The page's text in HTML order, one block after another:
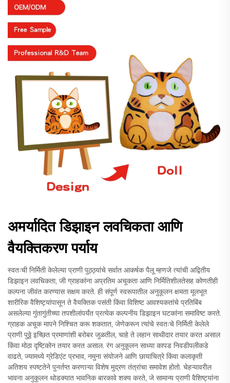
अमर्यादित डिझाइन लवचिकता आणि
वैयक्तिकरण पर्याय
स्वतःची निर्मिती केलेल्या प्राणी पुठ्ठ्यांचे सर्वात आकर्षक पैलू म्हणजे त्यांची अद्वितीय
डिझाइन लवचिकता, जी ग्राहकांना अप्रतिम अचूकता आणि निर्मितिशीलतेसह कोणतीही
कल्पना जीवंत करण्यास सक्षम करते. ही संपूर्ण स्वरूपातील अनुकूलन क्षमता मूलभूत
शारीरिक वैशिष्ट्यांपासून ते वैयक्तिक पसंती किंवा विशिष्ट आवश्यकतांचे प्रतिबिंब
असलेल्या गुंतागुंतीच्या तपशीलांपर्यंत प्रत्येक कल्पनीय डिझाइन घटकांना समाविष्ट करते.
ग्राहक अचूक मापने निश्चित करू शकतात, जेणेकरून त्यांचे स्वतःचे निर्मिती केलेले
प्राणी पुठ्ठे इच्छित प्रमाणांशी बरोबर जुळतील, चाहे ते लहान साथीदार तयार करत असाल
किंवा मोठा दृष्टिकोन तयार करत असाल. रंग अनुकूलन साध्या कापड निवडीपलीकडे
वाढते, ज्यामध्ये ग्रेडिएंट प्रभाव, नमुना संयोजने आणि छायाचित्रे किंवा कलाकृती
अतिशय स्पष्टतेने पुनर्तप्त करणाऱ्या विशेष मुद्रण तंत्रांचा समावेश होतो. चेहऱ्यावरील
भावना अनुकूलन थोडक्यात भावनिक बारकावे शक्य करते, जे सामान्य प्राणी वैशिष्ट्यांना